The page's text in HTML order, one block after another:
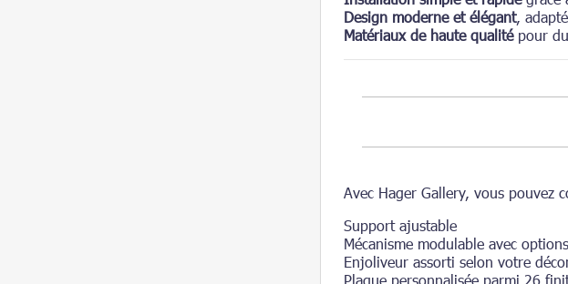
Design moderne et élégant,
Matériaux de haute qualitépour
Avec Hager Gallery, vous pouvez
Support ajustable
Mécanisme modulable avec
Enjoliveur assorti selon votre
Plaque personnalisée parmi 26